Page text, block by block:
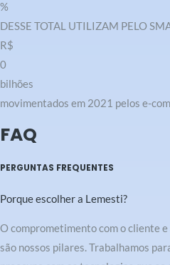
%
DESSE TOTAL UTILIZAM PELO
R$
0
bilhões
movimentados em 2021 pelos e-
FAQ
PERGUNTAS FREQUENTES
Porque escolher a Lemesti?
O comprometimento com o cliente
são nossos pilares. Trabalhamos